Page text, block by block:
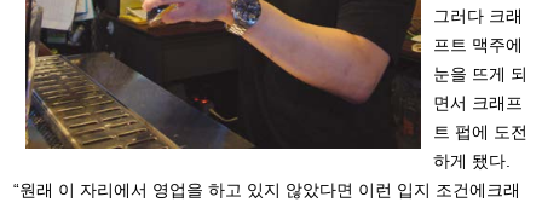
그러다 크래
프트 맥주에
눈을 뜨게 되
면서 크래프
트 펍에 도전
하게 됐다.
“원래 이 자리에서 영업을 하고 있지 않았다면 이런 입지 조건에크래